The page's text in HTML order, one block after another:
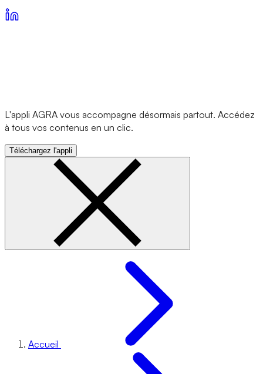
L'appli AGRA vous accompagne désormais partout. Accédez
à tous vos contenus en un clic.
Téléchargez l'appli
Accueil